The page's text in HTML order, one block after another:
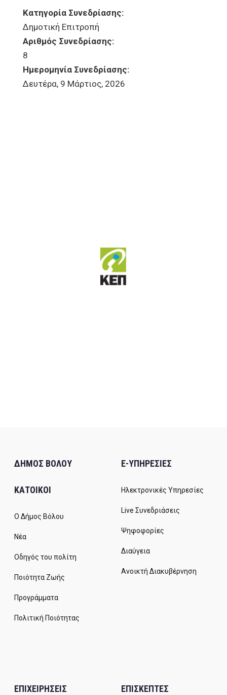
Κατηγορία Συνεδρίασης:
Δημοτική Επιτροπή
Αριθμός Συνεδρίασης:
8
Ημερομηνία Συνεδρίασης:
Δευτέρα, 9 Μάρτιος, 2026
ΔΗΜΟΣ ΒΟΛΟΥ
ΚΑΤΟΙΚΟΙ
Ο Δήμος Βόλου
Νέα
Οδηγός του πολίτη
Ποιότητα Ζωής
Προγράμματα
Πολιτική Ποιότητας
E-ΥΠΗΡΕΣΙΕΣ
Ηλεκτρονικές Υπηρεσίες
Live Συνεδριάσεις
Ψηφοφορίες
Διαύγεια
Ανοικτή Διακυβέρνηση
ΕΠΙΧΕΙΡΗΣΕΙΣ ΕΠΙΣΚΕΠΤΕΣ